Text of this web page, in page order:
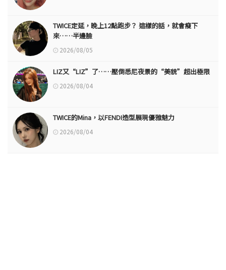
TWICE定延，晚上12點跑步？ 這樣的話，就會瘦下
來……半邊臉
2026/08/05
LIZ又“LIZ”了……壓倒悉尼夜景的“美貌”超出極限
2026/08/04
TWICE的Mina，以FENDI造型展現優雅魅力
2026/08/04